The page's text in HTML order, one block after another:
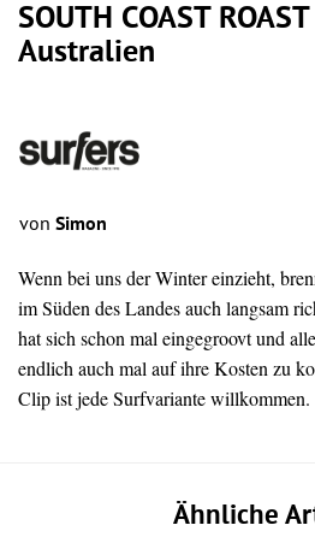
SOUTH COAST
Australien
von Simon
Wenn bei uns der Winter einzieht,
im Süden des Landes auch langsam
hat sich schon mal eingegroovt und
endlich auch mal auf ihre Kosten zu
Clip ist jede Surfvariante willkommen.
Ähnliche